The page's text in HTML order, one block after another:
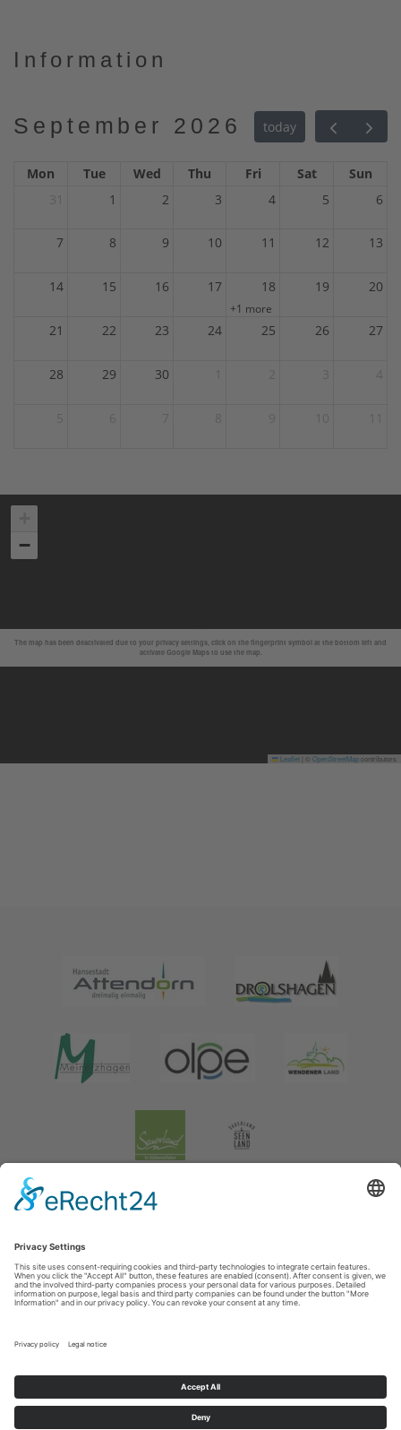
Information
September 2026 today
Mon Tue Wed Thu Fri Sat
Sun
1 2 3 4 5 6
7 8 9 10 11 12 13
14 15 16 17 18
+1 more
19 20
21 22 23 24 25 26 27
28 29 30
The map has been deactivated due to your privacy settings, click on the fingerprint symbol at the bottom left and
activate Google Maps to use the map.
−
Leaflet OpenStreetMapcontributors
Legal information|data protection|Social media data protection
Tourismusverband Biggesee-Listersee